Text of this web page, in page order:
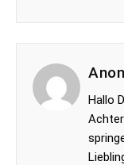
Hallo